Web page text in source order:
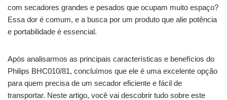
com secadores grandes e pesados que ocupam muito espaço?
Essa dor é comum, e a busca por um produto que alie potência
e portabilidade é essencial.
Após analisarmos as principais características e benefícios do
Philips BHC010/81, concluímos que ele é uma excelente opção
para quem precisa de um secador eficiente e fácil de
transportar. Neste artigo, você vai descobrir tudo sobre este